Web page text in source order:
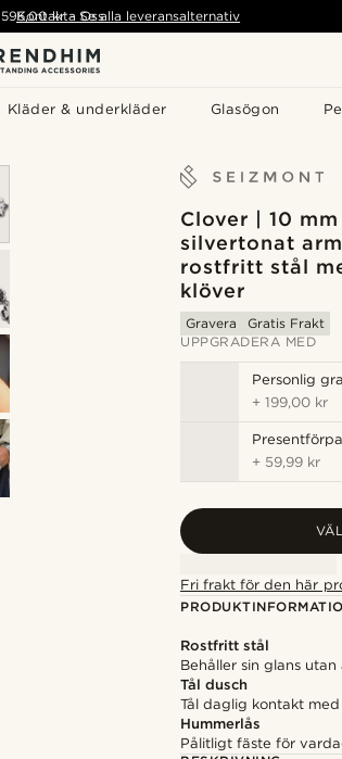
Kläder & underkläder Glasögon
595,00 kr - Se alla leveransalternativ
Kontakta Oss
Clover | 10 mm
silvertonat
rostfritt stål
klöver
Gravera
Gratis Frakt
UPPGRADERA MED
Personlig
+199,00 kr
+ 59,99 kr
Fri frakt för den här
Rostfritt stål
Behåller sin glans
Tål dusch
Tål daglig kontakt
Hummerlås
Pålitligt fäste för